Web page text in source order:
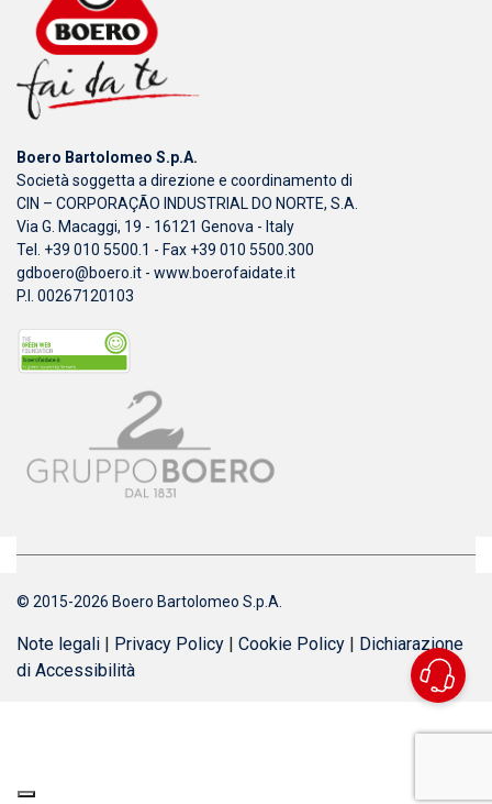
Boero Bartolomeo S.p.A.
Società soggetta a direzione e coordinamento di
CIN – CORPORAÇÃO INDUSTRIAL DO NORTE, S.A.
Via G. Macaggi, 19 - 16121 Genova - Italy
Tel. +39 010 5500.1 - Fax +39 010 5500.300
gdboero@boero.it - www.boerofaidate.it
P.I. 00267120103
© 2015-2026 Boero Bartolomeo S.p.A.
Note legali | Privacy Policy | Cookie Policy | Dichiarazione
di Accessibilità